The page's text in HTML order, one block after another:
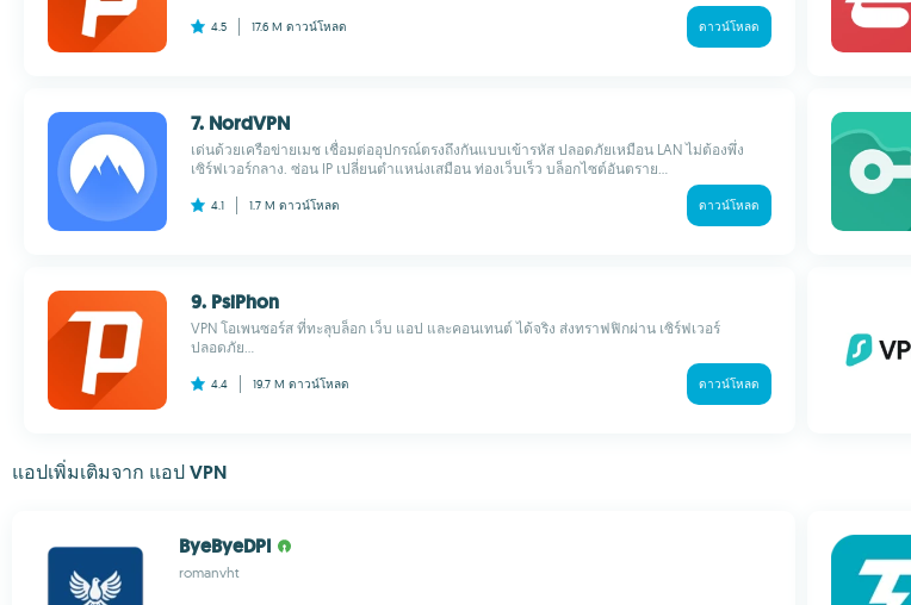
4.5 17.6 M ดาวน์โหลด ดาวน์โหลด
7. NordVPN
เด่นด้วยเครือข่ายเมช เชื่อมต่ออุปกรณ์ตรงถึงกันแบบเข้ารหัส ปลอดภัยเหมือน LAN ไม่ต้องพึ่ง
เซิร์ฟเวอร์กลาง. ซ่อน IP เปลี่ยนตำแหน่งเสมือน ท่องเว็บเร็ว บล็อกไซต์อันตราย...
4.1 1.7 M ดาวน์โหลด ดาวน์โหลด
9. PsiPhon
VPN โอเพนซอร์ส ที่ทะลุบล็อก เว็บ แอป และคอนเทนต์ ได้จริง ส่งทราฟฟิกผ่าน เซิร์ฟเวอร์
ปลอดภัย...
4.4 19.7 M ดาวน์โหลด ดาวน์โหลด
แอปเพิ่มเติมจาก แอป VPN
ByeByeDPI
romanvht